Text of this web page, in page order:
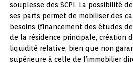
souplesse des SCPI. La possibilité
ses parts permet de mobiliser des
besoins (financement des études
de la résidence principale, création
liquidité relative, bien que non
supérieure à celle de l’immobilier